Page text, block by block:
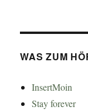
WAS ZUM
InsertMoin
Stay forever